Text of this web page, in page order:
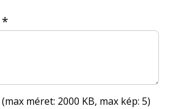
*
méret: 2000 KB, max kép: 5)